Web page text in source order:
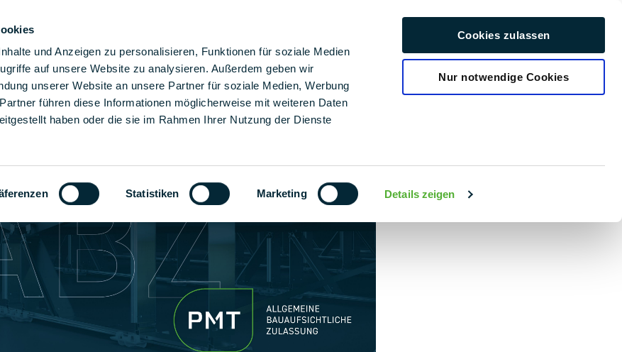
und Anzeigen zu personalisieren, Funktionen für soziale Medien
auf unsere Website zu analysieren. Außerdem geben wir
unserer Website an unsere Partner für soziale Medien, Werbung
führen diese Informationen möglicherweise mit weiteren Daten
haben oder die sie im Rahmen Ihrer Nutzung der Dienste
Statistiken Marketing Details zeigen
Cookies zulassen
Nur notwendige Cookies
monteringslösningar